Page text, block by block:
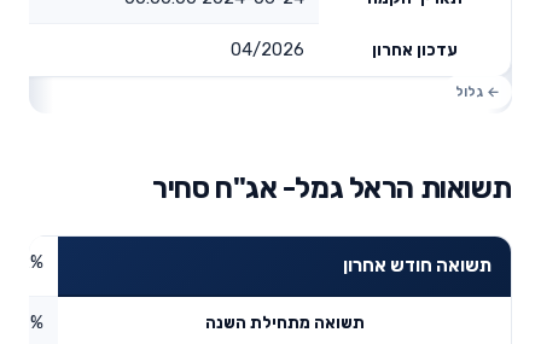
עדכון אחרון 04/2026
תשואות הראל גמל- אג"ח סחיר
תשואה חודש אחרון
תשואה מתחילת השנה